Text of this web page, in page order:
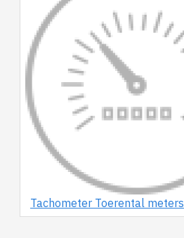
Tachometer Toerental meters